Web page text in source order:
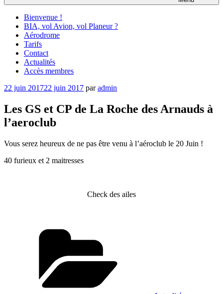
Bienvenue !
BIA, vol Avion, vol Planeur ?
Aérodrome
Tarifs
Contact
Actualités
Accès membres
Publié
22 juin 201722 juin 2017 paradmin
Les GS et CP de La Roche des Arnauds à
l’aeroclub
Vous serez heureux de ne pas être venu à l’aéroclub le 20 Juin !
40 furieux et 2 maitresses
Check des ailes